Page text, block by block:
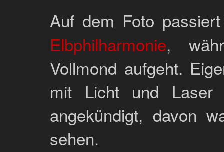
Auf dem Foto
Elbphilharmonie,
Vollmond aufgeht.
mit Licht und
angekündigt, davon
sehen.